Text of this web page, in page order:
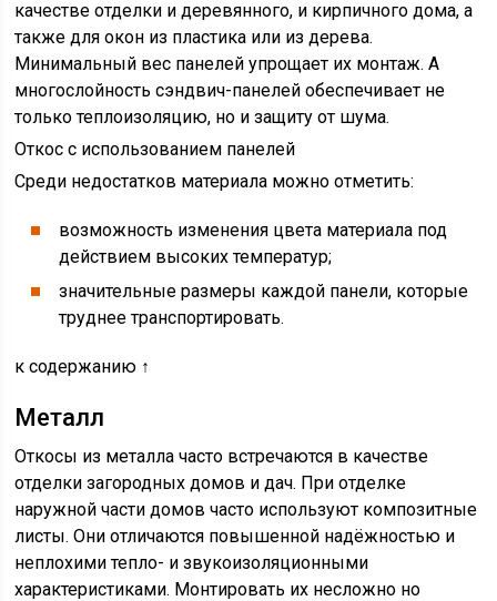
качестве отделки и деревянного, и кирпичного дома, а
также для окон из пластика или из дерева.
Минимальный вес панелей упрощает их монтаж. А
многослойность сэндвич-панелей обеспечивает не
только теплоизоляцию, но и защиту от шума.
Откос с использованием панелей
Среди недостатков материала можно отметить:
возможность изменения цвета материала под
действием высоких температур;
значительные размеры каждой панели, которые
труднее транспортировать.
к содержанию ↑
Металл
Откосы из металла часто встречаются в качестве
отделки загородных домов и дач. При отделке
наружной части домов часто используют композитные
листы. Они отличаются повышенной надёжностью и
неплохими тепло- и звукоизоляционными
характеристиками. Монтировать их несложно но